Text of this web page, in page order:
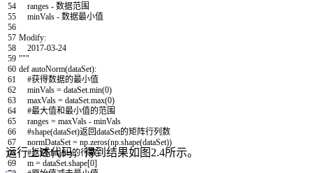
54
55
56
57
58
59
60
61
62
63
64
65
66
67
68
69
ranges - 数据范围
minVals - 数据最小值
Modify:
2017-03-24
"""
def autoNorm(dataSet):
#获得数据的最小值
minVals = dataSet min(0)
maxVals = dataSet max(0)
#最大值和最小值的范围
ranges = maxVals - minVals
#shape(dataSet)返回dataSet的矩阵行列数
normDataSet = np zeros(np shape(dataSet))
#返回dataSet的行数
m = dataSet shape[0]
运行上述代码，得到结果如图2.4所示。